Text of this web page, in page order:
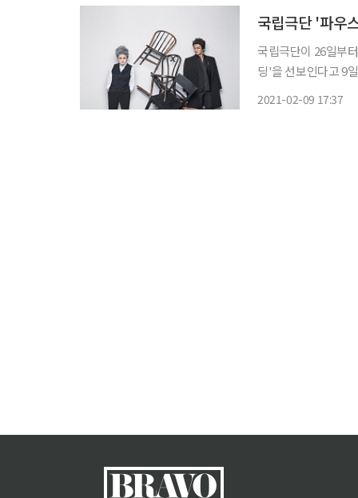
국립극단 '파우
국립극단이 26일부
딩'을 선보인다고 9일 밝혔다. '파우스트 엔딩'은 괴테의 '파우스
2021-02-09 17:37